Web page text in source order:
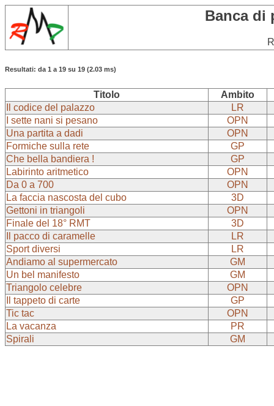
Banca di
Resultati: da 1 a 19 su 19 (2.03 ms)
Titolo
Ambito
Il codice del palazzo
LR
I sette nani si pesano
OPN
Una partita a dadi
OPN
Formiche sulla rete
GP
Che bella bandiera !
GP
Labirinto aritmetico
OPN
Da 0 a 700
OPN
La faccia nascosta del cubo
3D
Gettoni in triangoli
OPN
Finale del 18° RMT
3D
Il pacco di caramelle
LR
Sport diversi
LR
Andiamo al supermercato
GM
Un bel manifesto
GM
Triangolo celebre
OPN
Il tappeto di carte
GP
Tic tac
OPN
La vacanza
PR
Spirali
GM